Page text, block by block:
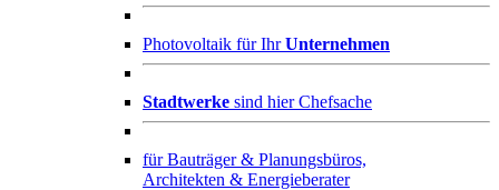
Photovoltaik für IhrUnternehmen
Stadtwerke sind hier Chefsache
fürBauträger & Planungsbüros,
Architekten & Energieberater